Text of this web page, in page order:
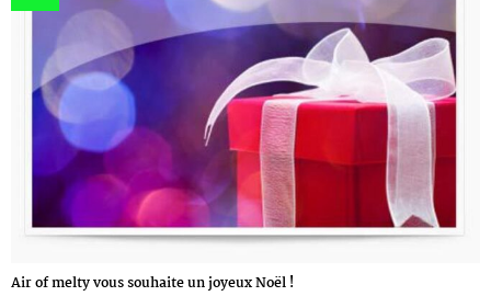
Air of melty vous souhaite un joyeux Noël !